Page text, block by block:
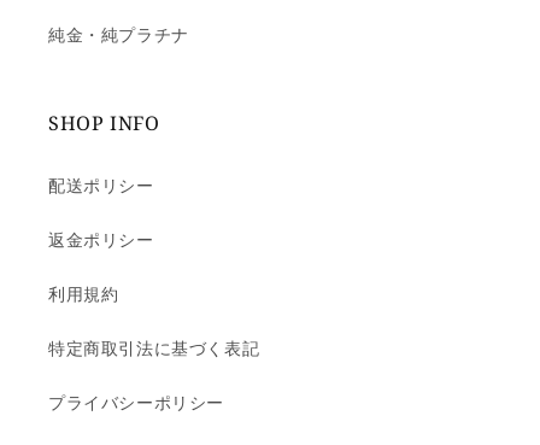
純金・純プラチナ
SHOP INFO
配送ポリシー
返金ポリシー
利用規約
特定商取引法に基づく表記
プライバシーポリシー